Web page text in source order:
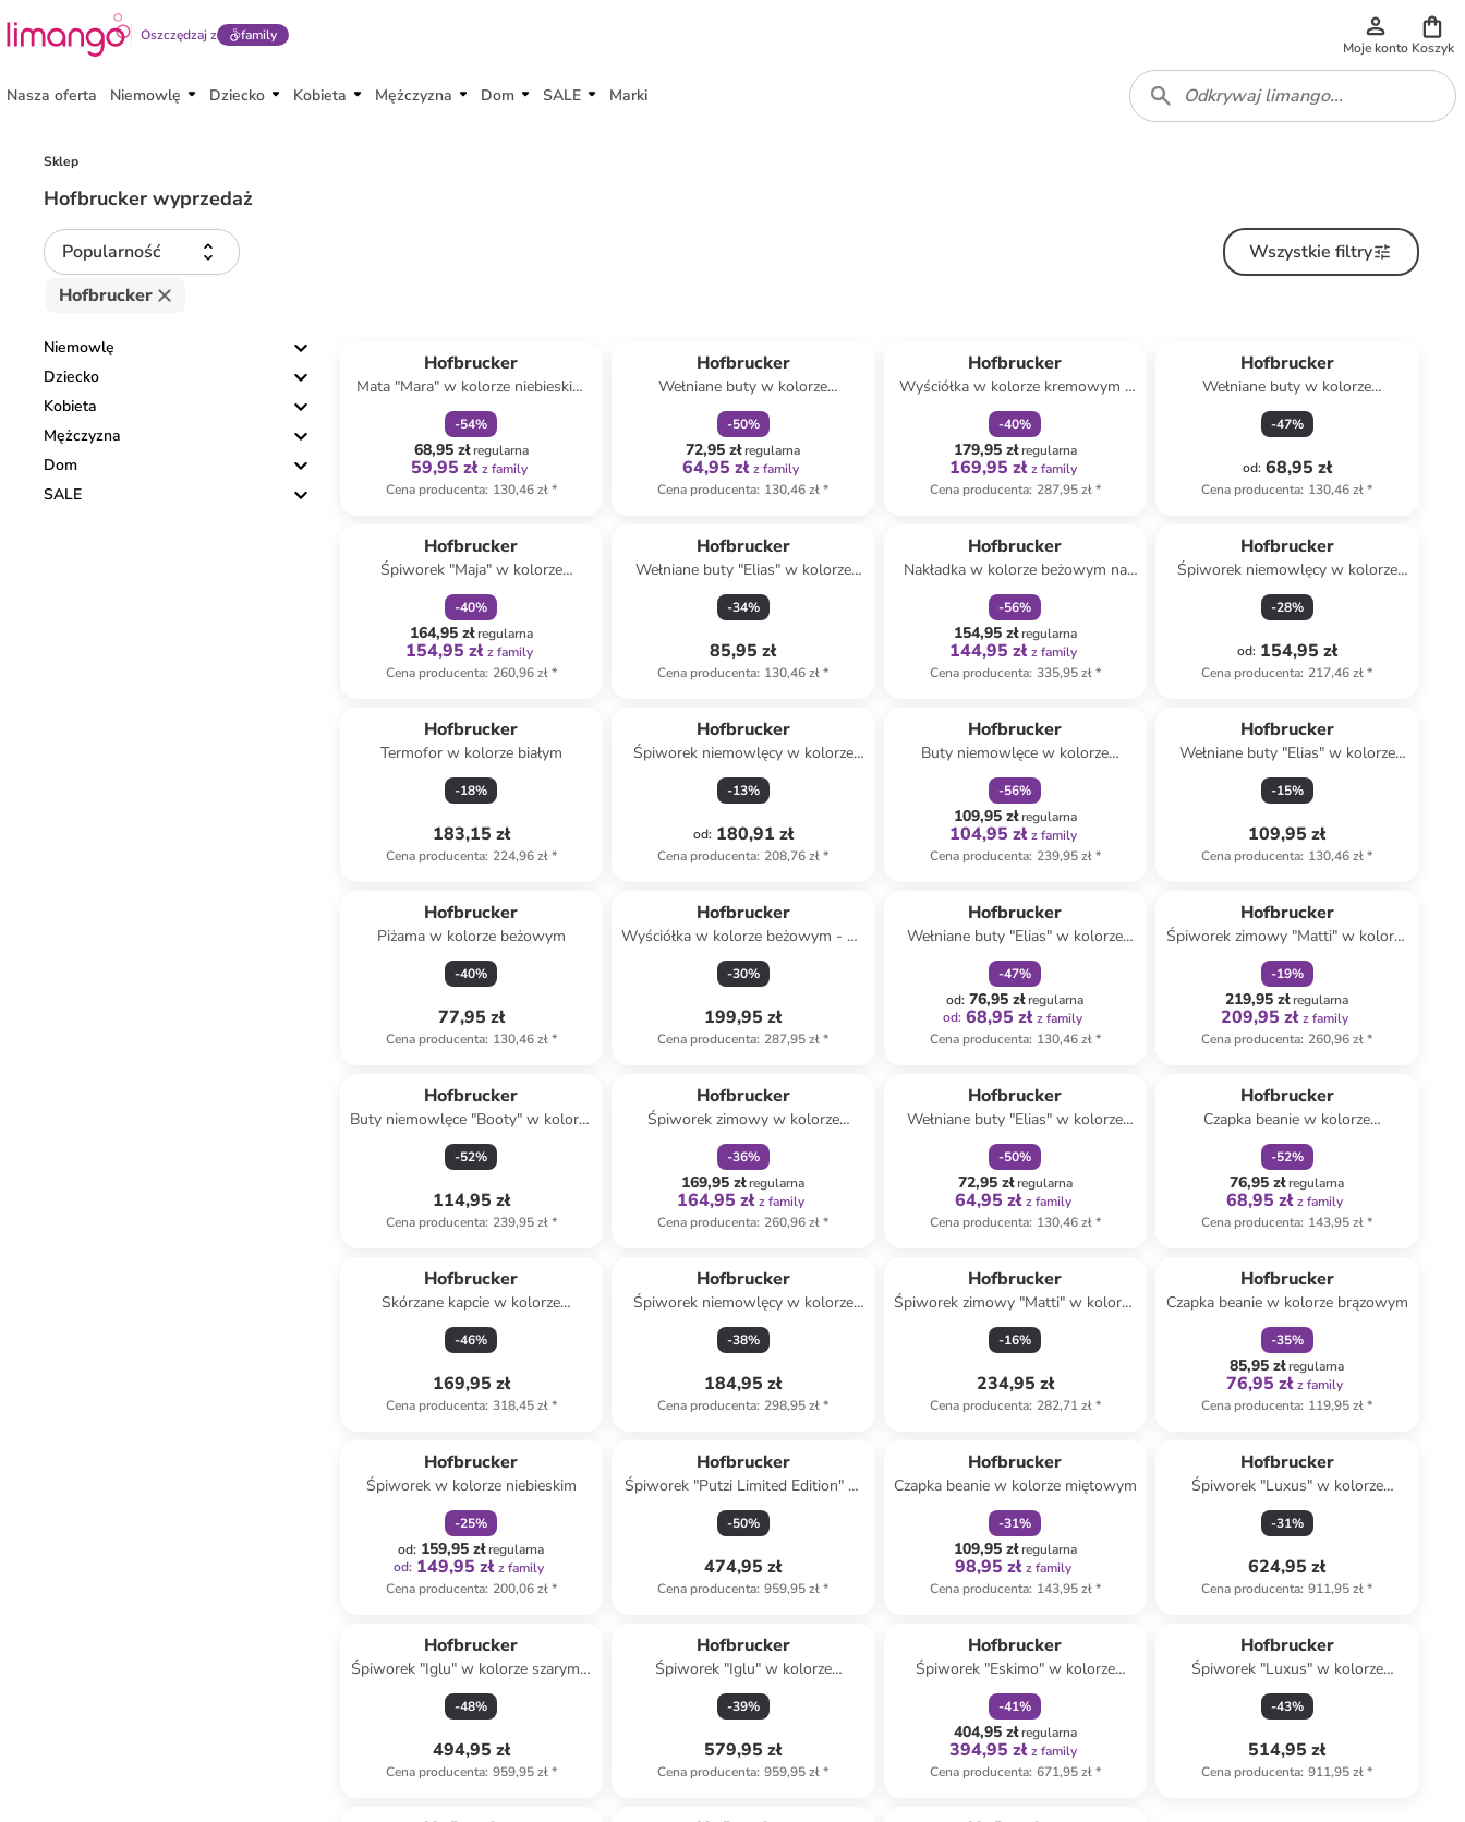
Oszczędzaj z family
Moje konto Koszyk
Nasza oferta Niemowlę Dziecko Kobieta Mężczyzna Dom SALE Marki
Sklep
Hofbrucker wyprzedaż
Popularność
Wszystkie filtry
Hofbrucker
Niemowlę
Dziecko
Kobieta
Mężczyzna
Dom
SALE
Hofbrucker
Mata "Mara" w kolorze niebieskim
do przewijania
-54%
68,95 złregularna
59,95 zł z family
Cena producenta: 130,46 zł*
Hofbrucker
Wełniane buty w kolorze
jagodowym dla dzieci
-50%
72,95 złregularna
64,95 zł z family
Cena producenta: 130,46 zł*
Hofbrucker
Wyściółka w kolorze kremowym -
72 x 35 cm
-40%
179,95 złregularna
169,95 zł z family
Cena producenta: 287,95 zł*
Hofbrucker
Wełniane buty w kolorze
ciemnozielonym dla dzieci
-47%
od: 68,95 zł
Cena producenta: 130,46 zł*
Hofbrucker
Śpiworek "Maja" w kolorze
beżowym
-40%
164,95 złregularna
154,95 zł z family
Cena producenta: 260,96 zł*
Hofbrucker
Wełniane buty "Elias" w kolorze
jasnoróżowym do raczkowania
-34%
85,95 zł
Cena producenta: 130,46 zł*
Hofbrucker
Nakładka w kolorze beżowym na
fotelik - dł. 100 cm
-56%
154,95 złregularna
144,95 zł z family
Cena producenta: 335,95 zł*
Hofbrucker
Śpiworek niemowlęcy w kolorze
beżowym - 2 TOG
-28%
od: 154,95 zł
Cena producenta: 217,46 zł*
Hofbrucker
Termofor w kolorze białym
-18%
183,15 zł
Cena producenta: 224,96 zł*
Hofbrucker
Śpiworek niemowlęcy w kolorze
zielonym - 2 TOG
-13%
od: 180,91 zł
Cena producenta: 208,76 zł*
Hofbrucker
Buty niemowlęce w kolorze
brązowym
-56%
109,95 złregularna
104,95 zł z family
Cena producenta: 239,95 zł*
Hofbrucker
Wełniane buty "Elias" w kolorze
granatowym do raczkowania
-15%
109,95 zł
Cena producenta: 130,46 zł*
Hofbrucker
Piżama w kolorze beżowym
-40%
77,95 zł
Cena producenta: 130,46 zł*
Hofbrucker
Wyściółka w kolorze beżowym - 72
x 35 cm
-30%
199,95 zł
Cena producenta: 287,95 zł*
Hofbrucker
Wełniane buty "Elias" w kolorze
szarym do raczkowania
-47%
od: 76,95 złregularna
od: 68,95 zł z family
Cena producenta: 130,46 zł*
Hofbrucker
Śpiworek zimowy "Matti" w kolorze
zielonym z nóżkami - 2 TOG
-19%
219,95 złregularna
209,95 zł z family
Cena producenta: 260,96 zł*
Hofbrucker
Buty niemowlęce "Booty" w kolorze
jasnoróżowym
-52%
114,95 zł
Cena producenta: 239,95 zł*
Hofbrucker
Śpiworek zimowy w kolorze
beżowym z nóżkami
-36%
169,95 złregularna
164,95 zł z family
Cena producenta: 260,96 zł*
Hofbrucker
Wełniane buty "Elias" w kolorze
jasnobrązowo-szarym do
raczkowania
-50%
72,95 złregularna
64,95 zł z family
Cena producenta: 130,46 zł*
Hofbrucker
Czapka beanie w kolorze
musztardowym
-52%
76,95 złregularna
68,95 zł z family
Cena producenta: 143,95 zł*
Hofbrucker
Skórzane kapcie w kolorze
brązowym
-46%
169,95 zł
Cena producenta: 318,45 zł*
Hofbrucker
Śpiworek niemowlęcy w kolorze
beżowym - 2 TOG
-38%
184,95 zł
Cena producenta: 298,95 zł*
Hofbrucker
Śpiworek zimowy "Matti" w kolorze
zielonym z nóżkami - 2 TOG
-16%
234,95 zł
Cena producenta: 282,71 zł*
Hofbrucker
Czapka beanie w kolorze brązowym
-35%
85,95 złregularna
76,95 zł z family
Cena producenta: 119,95 zł*
Hofbrucker
Śpiworek w kolorze niebieskim
-25%
od: 159,95 złregularna
od: 149,95 zł z family
Cena producenta: 200,06 zł*
Hofbrucker
Śpiworek "Putzi Limited Edition" w
kolorze szarym - 90 x 34 cm
-50%
474,95 zł
Cena producenta: 959,95 zł*
Hofbrucker
Czapka beanie w kolorze miętowym
-31%
109,95 złregularna
98,95 zł z family
Cena producenta: 143,95 zł*
Hofbrucker
Śpiworek "Luxus" w kolorze
czarnym - 95 x 34 cm
-31%
624,95 zł
Cena producenta: 911,95 zł*
Hofbrucker
Śpiworek "Iglu" w kolorze szarym -
95 x 34 cm
-48%
494,95 zł
Cena producenta: 959,95 zł*
Hofbrucker
Śpiworek "Iglu" w kolorze
beżowym - 95 x 34 cm
-39%
579,95 zł
Cena producenta: 959,95 zł*
Hofbrucker
Śpiworek "Eskimo" w kolorze
granatowym - 80 x 34 cm
-41%
404,95 złregularna
394,95 zł z family
Cena producenta: 671,95 zł*
Hofbrucker
Śpiworek "Luxus" w kolorze
granatowym - 95 x 34 cm
-43%
514,95 zł
Cena producenta: 911,95 zł*